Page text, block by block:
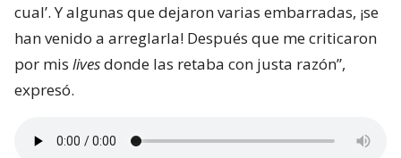
cual’. Y algunas que dejaron varias embarradas, ¡se
han venido a arreglarla! Después que me criticaron
por mis livesdonde las retaba con justa razón”,
expresó.